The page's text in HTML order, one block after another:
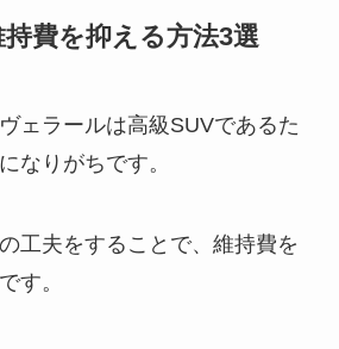
費を抑える方法3選
ェラールは高級SUVであるた
なりがちです。
工夫をすることで、維持費を
す。